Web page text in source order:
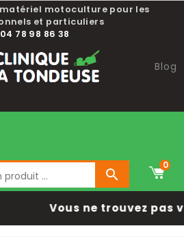
motoculture pour les
et particuliers
04 78 98 86 38
Blog

0
Vous ne trouvez pas